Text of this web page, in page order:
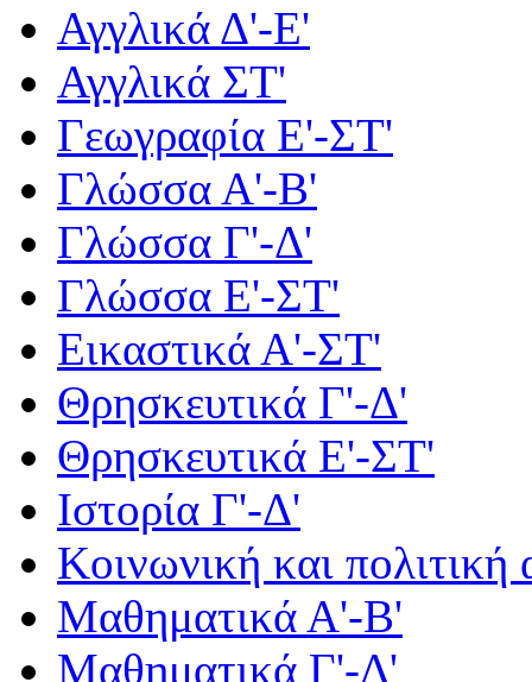
Αγγλικά Δ'-Ε'
Αγγλικά ΣΤ'
Γεωγραφία Ε'-ΣΤ'
Γλώσσα Α'-Β'
Γλώσσα Γ'-Δ'
Γλώσσα Ε'-ΣΤ'
Εικαστικά Α'-ΣΤ'
Θρησκευτικά Γ'-Δ'
Θρησκευτικά Ε'-ΣΤ'
Ιστορία Γ'-Δ'
Κοινωνική και πολιτική
Μαθηματικά Α'-Β'
Μαθηματικά Γ'-Δ'